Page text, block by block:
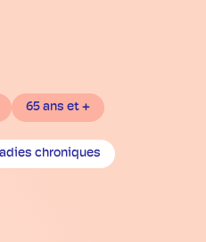
65 ans et +
chroniques